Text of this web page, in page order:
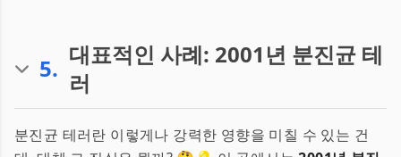
5. 대표적인 사례: 2001년 분진균 테
러
분진균 테러란 이렇게나 강력한 영향을 미칠 수 있는 건